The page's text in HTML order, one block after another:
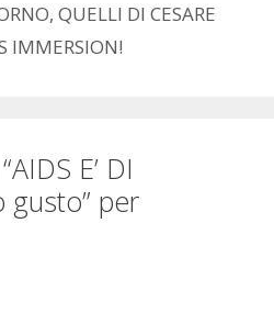
QUELLI DI CESARE
IMMERSION!
E’ DI
gusto” per